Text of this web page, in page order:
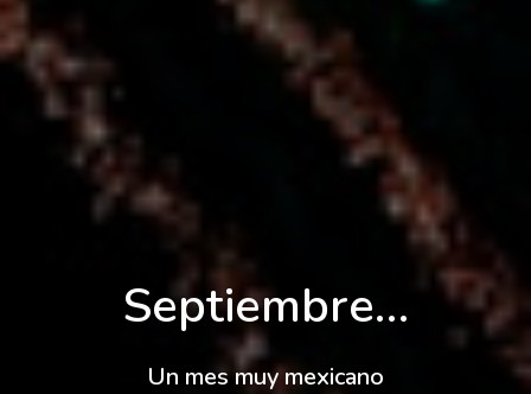
Septiembre…
Un mes muy mexicano